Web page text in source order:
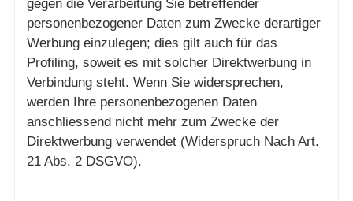
gegen die Verarbeitung Sie betreffender
personenbezogener Daten zum Zwecke derartiger
Werbung einzulegen; dies gilt auch für das
Profiling, soweit es mit solcher Direktwerbung in
Verbindung steht. Wenn Sie widersprechen,
werden Ihre personenbezogenen Daten
anschliessend nicht mehr zum Zwecke der
Direktwerbung verwendet (Widerspruch Nach Art.
21 Abs. 2 DSGVO).